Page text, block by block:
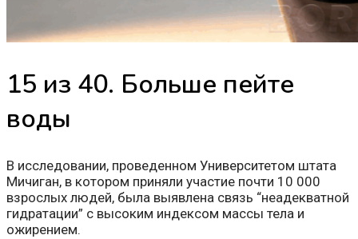
15 из 40. Больше пейте
воды
В исследовании, проведенном Университетом штата
Мичиган, в котором приняли участие почти 10 000
взрослых людей, была выявлена связь “неадекватной
гидратации” с высоким индексом массы тела и
ожирением.